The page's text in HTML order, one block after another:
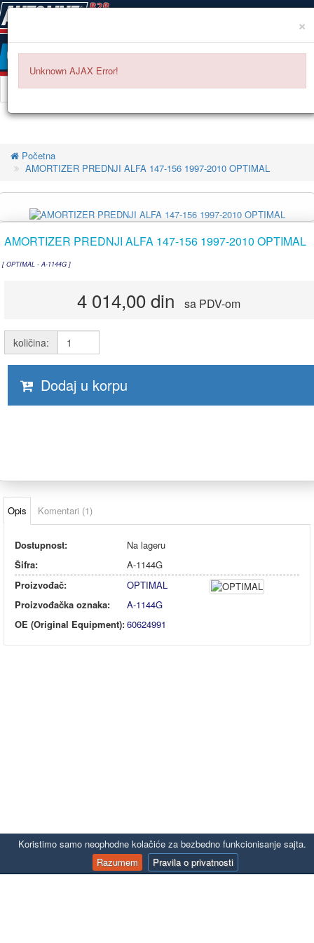
Koristimo samo neophodne kolačiće za bezbedno funkcionisanje sajta.
Razumem
Pravila o privatnosti
Postavite
Početna
AMORTIZER PREDNJI ALFA 147-156 1997-2010 OPTIMAL
AMORTIZER PREDNJI ALFA 147-156 1997-2010 OPTIMAL
[ OPTIMAL - A-1144G ]
4 014,00 dinsa PDV-om
količina:
Dodaj u korpu
Opis Komentari (1)
Dostupnost:
Na lageru
Šifra:
A-1144G
Proizvođač:
OPTIMAL
Proizvođačka oznaka:
A-1144G
OE (Original Equipment):60624991
×
Unknown AJAX Error!